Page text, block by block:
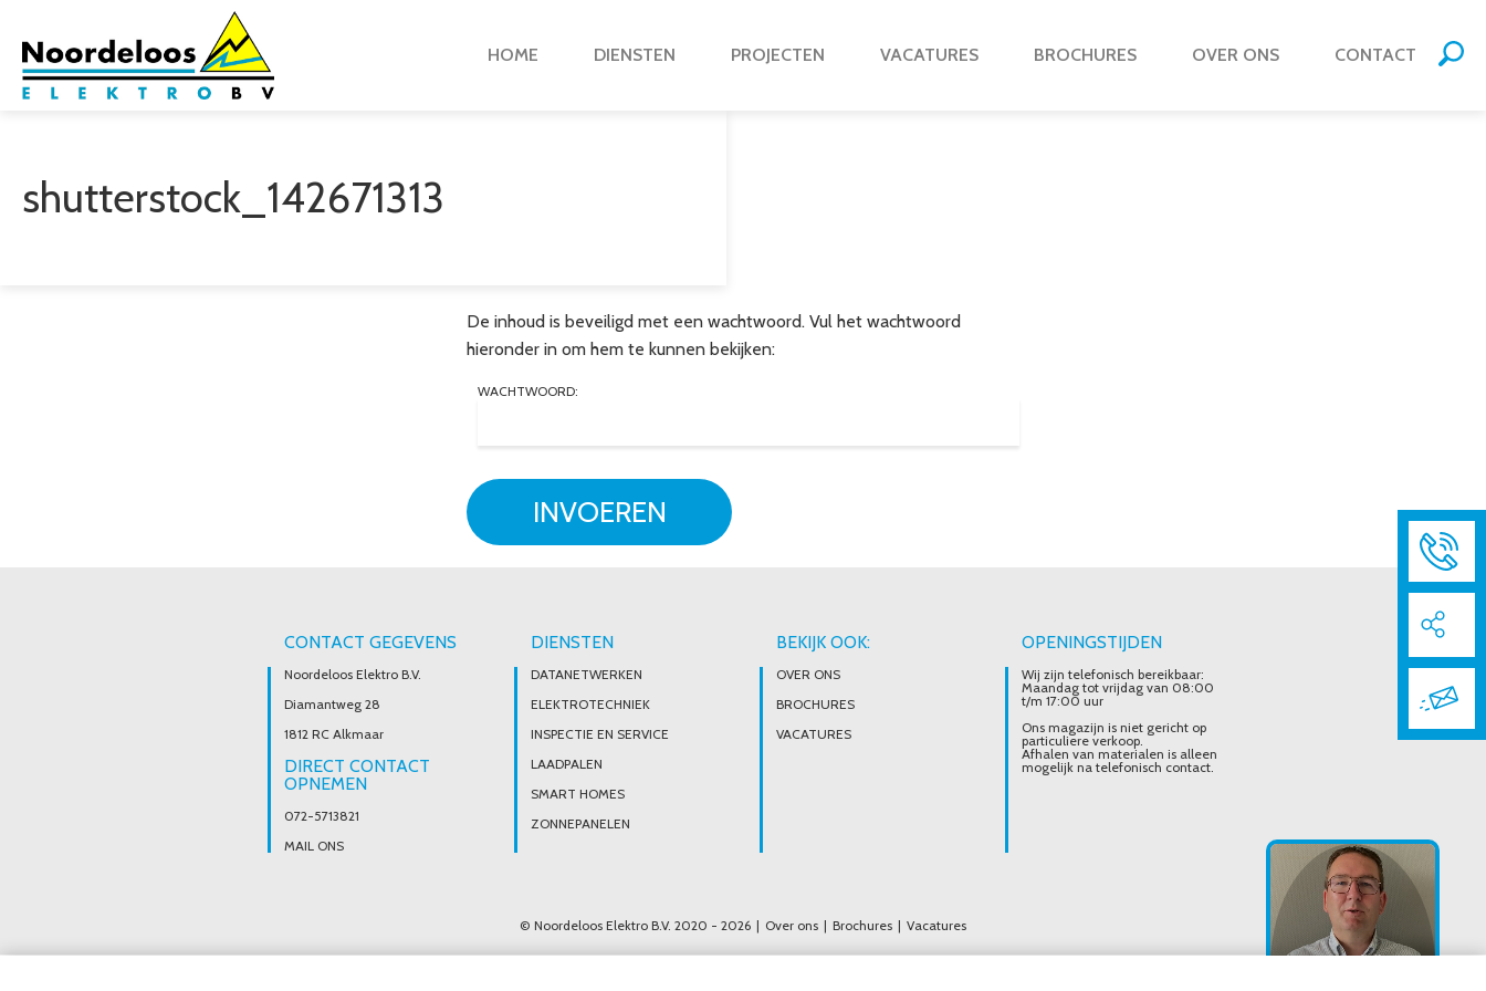
HOME DIENSTEN PROJECTEN VACATURES BROCHURES OVER ONS CONTACT
shutterstock_142671313
De inhoud is beveiligd met een wachtwoord. Vul het wachtwoord
hieronder in om hem te kunnen bekijken:
WACHTWOORD:
INVOEREN
CONTACT GEGEVENS
Noordeloos Elektro B.V.
Diamantweg 28
1812 RC Alkmaar
DIRECT CONTACT
OPNEMEN
072-5713821
MAIL ONS
DIENSTEN
DATANETWERKEN
ELEKTROTECHNIEK
INSPECTIE EN SERVICE
LAADPALEN
SMART HOMES
ZONNEPANELEN
BEKIJK OOK:
OVER ONS
BROCHURES
VACATURES
OPENINGSTIJDEN
Wij zijn telefonisch bereikbaar:
Maandag tot vrijdag van 08:00
t/m 17:00 uur
Ons magazijn is niet gericht op
particuliere verkoop.
Afhalen van materialen is alleen
mogelijk na telefonisch contact.
© Noordeloos Elektro B.V. 2020 - 2026 Over ons Brochures Vacatures